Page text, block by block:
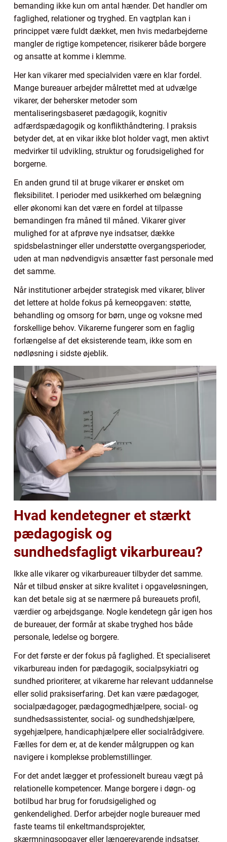
bemanding ikke kun om antal hænder. Det handler om
faglighed, relationer og tryghed. En vagtplan kan i
princippet være fuldt dækket, men hvis medarbejderne
mangler de rigtige kompetencer, risikerer både borgere
og ansatte at komme i klemme.
Her kan vikarer med specialviden være en klar fordel.
Mange bureauer arbejder målrettet med at udvælge
vikarer, der behersker metoder som
mentaliseringsbaseret pædagogik, kognitiv
adfærdspædagogik og konflikthåndtering. I praksis
betyder det, at en vikar ikke blot holder vagt, men aktivt
medvirker til udvikling, struktur og forudsigelighed for
borgerne.
En anden grund til at bruge vikarer er ønsket om
fleksibilitet. I perioder med usikkerhed om belægning
eller økonomi kan det være en fordel at tilpasse
bemandingen fra måned til måned. Vikarer giver
mulighed for at afprøve nye indsatser, dække
spidsbelastninger eller understøtte overgangsperioder,
uden at man nødvendigvis ansætter fast personale med
det samme.
Når institutioner arbejder strategisk med vikarer, bliver
det lettere at holde fokus på kerneopgaven: støtte,
behandling og omsorg for børn, unge og voksne med
forskellige behov. Vikarerne fungerer som en faglig
forlængelse af det eksisterende team, ikke som en
nødløsning i sidste øjeblik.
Hvad kendetegner et stærkt
pædagogisk og
sundhedsfagligt vikarbureau?
Ikke alle vikarer og vikarbureauer tilbyder det samme.
Når et tilbud ønsker at sikre kvalitet i opgaveløsningen,
kan det betale sig at se nærmere på bureauets profil,
værdier og arbejdsgange. Nogle kendetegn går igen hos
de bureauer, der formår at skabe tryghed hos både
personale, ledelse og borgere.
For det første er der fokus på faglighed. Et specialiseret
vikarbureau inden for pædagogik, socialpsykiatri og
sundhed prioriterer, at vikarerne har relevant uddannelse
eller solid praksiserfaring. Det kan være pædagoger,
socialpædagoger, pædagogmedhjælpere, social- og
sundhedsassistenter, social- og sundhedshjælpere,
sygehjælpere, handicaphjælpere eller socialrådgivere.
Fælles for dem er, at de kender målgruppen og kan
navigere i komplekse problemstillinger.
For det andet lægger et professionelt bureau vægt på
relationelle kompetencer. Mange borgere i døgn- og
botilbud har brug for forudsigelighed og
genkendelighed. Derfor arbejder nogle bureauer med
faste teams til enkeltmandsprojekter,
skærmningsopgaver eller længerevarende indsatser.